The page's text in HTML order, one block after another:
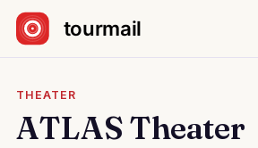
Sla navigatie over
THEATER
ATLAS Theater